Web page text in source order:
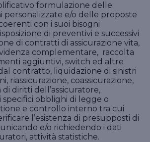
formulazione delle
personalizzate e/o delle proposte
con i suoi bisogni
di preventivi e successivi
di contratti di assicurazione vita,
complementare, raccolta
aggiuntivi, switch ed altre
contratto, liquidazione di sinistri
riassicurazione, coassicurazione,
di diritti dell’assicuratore,
obblighi di legge o
e controllo interno tra cui
l’esistenza di presupposti di
e/o richiedendo i dati
attività statistiche.